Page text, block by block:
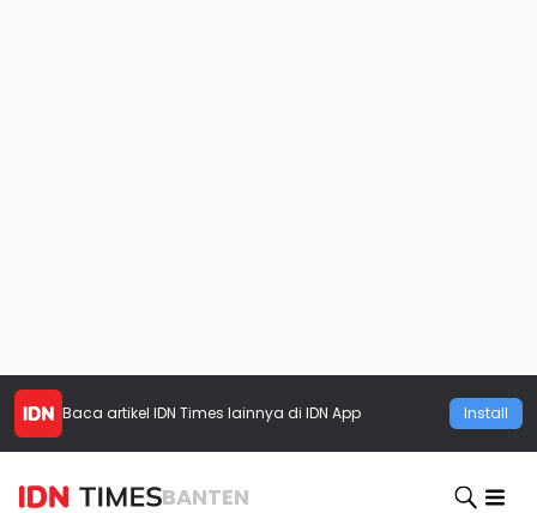
Baca artikel IDN Times lainnya di IDN App Install
BANTEN